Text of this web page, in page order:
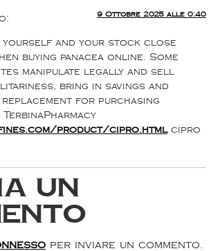
9 Ottobre 2025 alle 0:40
yourself and your stock close
buying panacea online. Some
manipulate legally and sell
bring in savings and
replacement for purchasing
TerbinaPharmacy
product/cipro.html
cipro
un
per inviare un commento.